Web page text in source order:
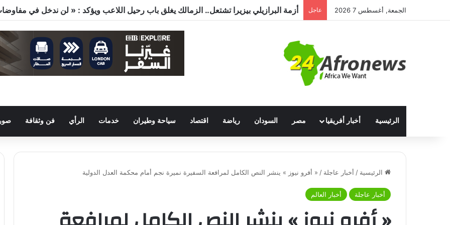
الجمعة, أغسطس 7 2026 عاجل مصر وتشاد تعززان التعاون في النقل والصحة والتعليم والاستثمار خلال الدورة الرابعة للجنة
الرئيسية أخبار أفريقيا مصر السودان رياضة اقتصاد سياحة وطيران خدمات الرأي فن وثقافة
الرئيسية / أخبار عاجلة / « أفرو نيوز » ينشر النص الكامل لمرافعة السفيرة نميرة نجم أمام محكمة العدل الدولية
أخبار عاجلة أخبار العالم